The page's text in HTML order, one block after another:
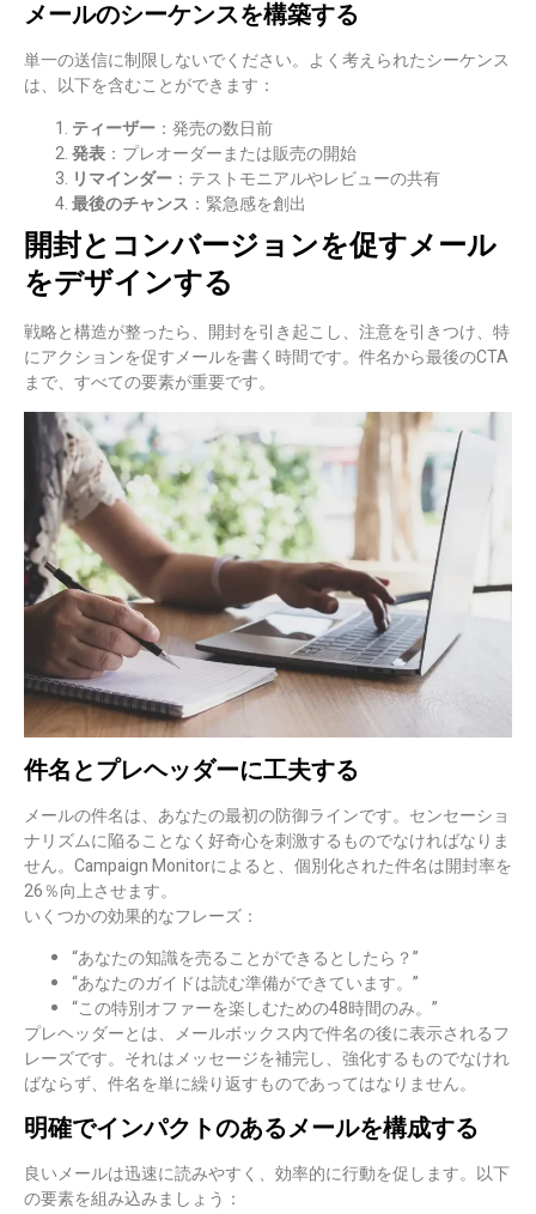
メールのシーケンスを構築する
単一の送信に制限しないでください。よく考えられたシーケンス
は、以下を含むことができます：
ティーザー ：発売の数日前
発表 ：プレオーダーまたは販売の開始
リマインダー ：テストモニアルやレビューの共有
最後のチャンス ：緊急感を創出
開封とコンバージョンを促すメール
をデザインする
戦略と構造が整ったら、開封を引き起こし、注意を引きつけ、特
にアクションを促すメールを書く時間です。件名から最後のCTA
まで、すべての要素が重要です。
件名とプレヘッダーに工夫する
メールの件名は、あなたの最初の防御ラインです。センセーショ
ナリズムに陥ることなく好奇心を刺激するものでなければなりま
せん。Campaign Monitorによると、個別化された件名は開封率を
26％向上させます。
いくつかの効果的なフレーズ：
“あなたの知識を売ることができるとしたら？”
“あなたのガイドは読む準備ができています。”
“この特別オファーを楽しむための48時間のみ。”
プレヘッダーとは、メールボックス内で件名の後に表示されるフ
レーズです。それはメッセージを補完し、強化するものでなけれ
ばならず、件名を単に繰り返すものであってはなりません。
明確でインパクトのあるメールを構成する
良いメールは迅速に読みやすく、効率的に行動を促します。以下
の要素を組み込みましょう：